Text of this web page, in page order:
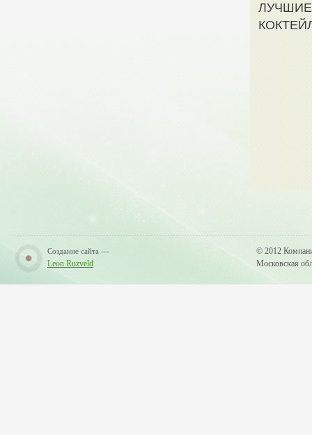
Создание сайта —
Leon Ruzveld
© 2012
Московская